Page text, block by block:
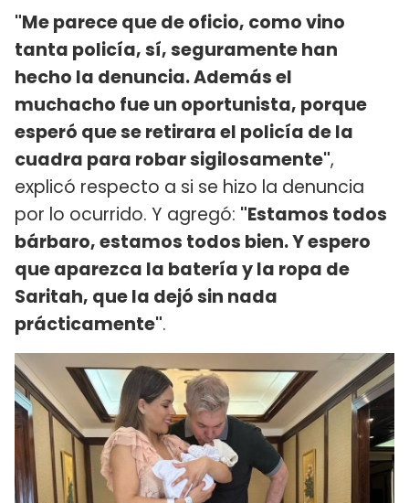
"Me parece que de oficio, como vino
tanta policía, sí, seguramente han
hecho la denuncia. Además el
muchacho fue un oportunista, porque
esperó que se retirara el policía de la
cuadra para robar sigilosamente",
explicó respecto a si se hizo la denuncia
por lo ocurrido. Y agregó: "Estamos todos
bárbaro, estamos todos bien. Y espero
que aparezca la batería y la ropa de
Saritah, que la dejó sin nada
prácticamente".